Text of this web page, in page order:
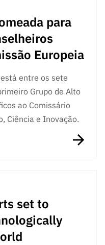
para
Europeia
entre os sete
Grupo de Alto
ao Comissário
Ciência e Inovação.
set to